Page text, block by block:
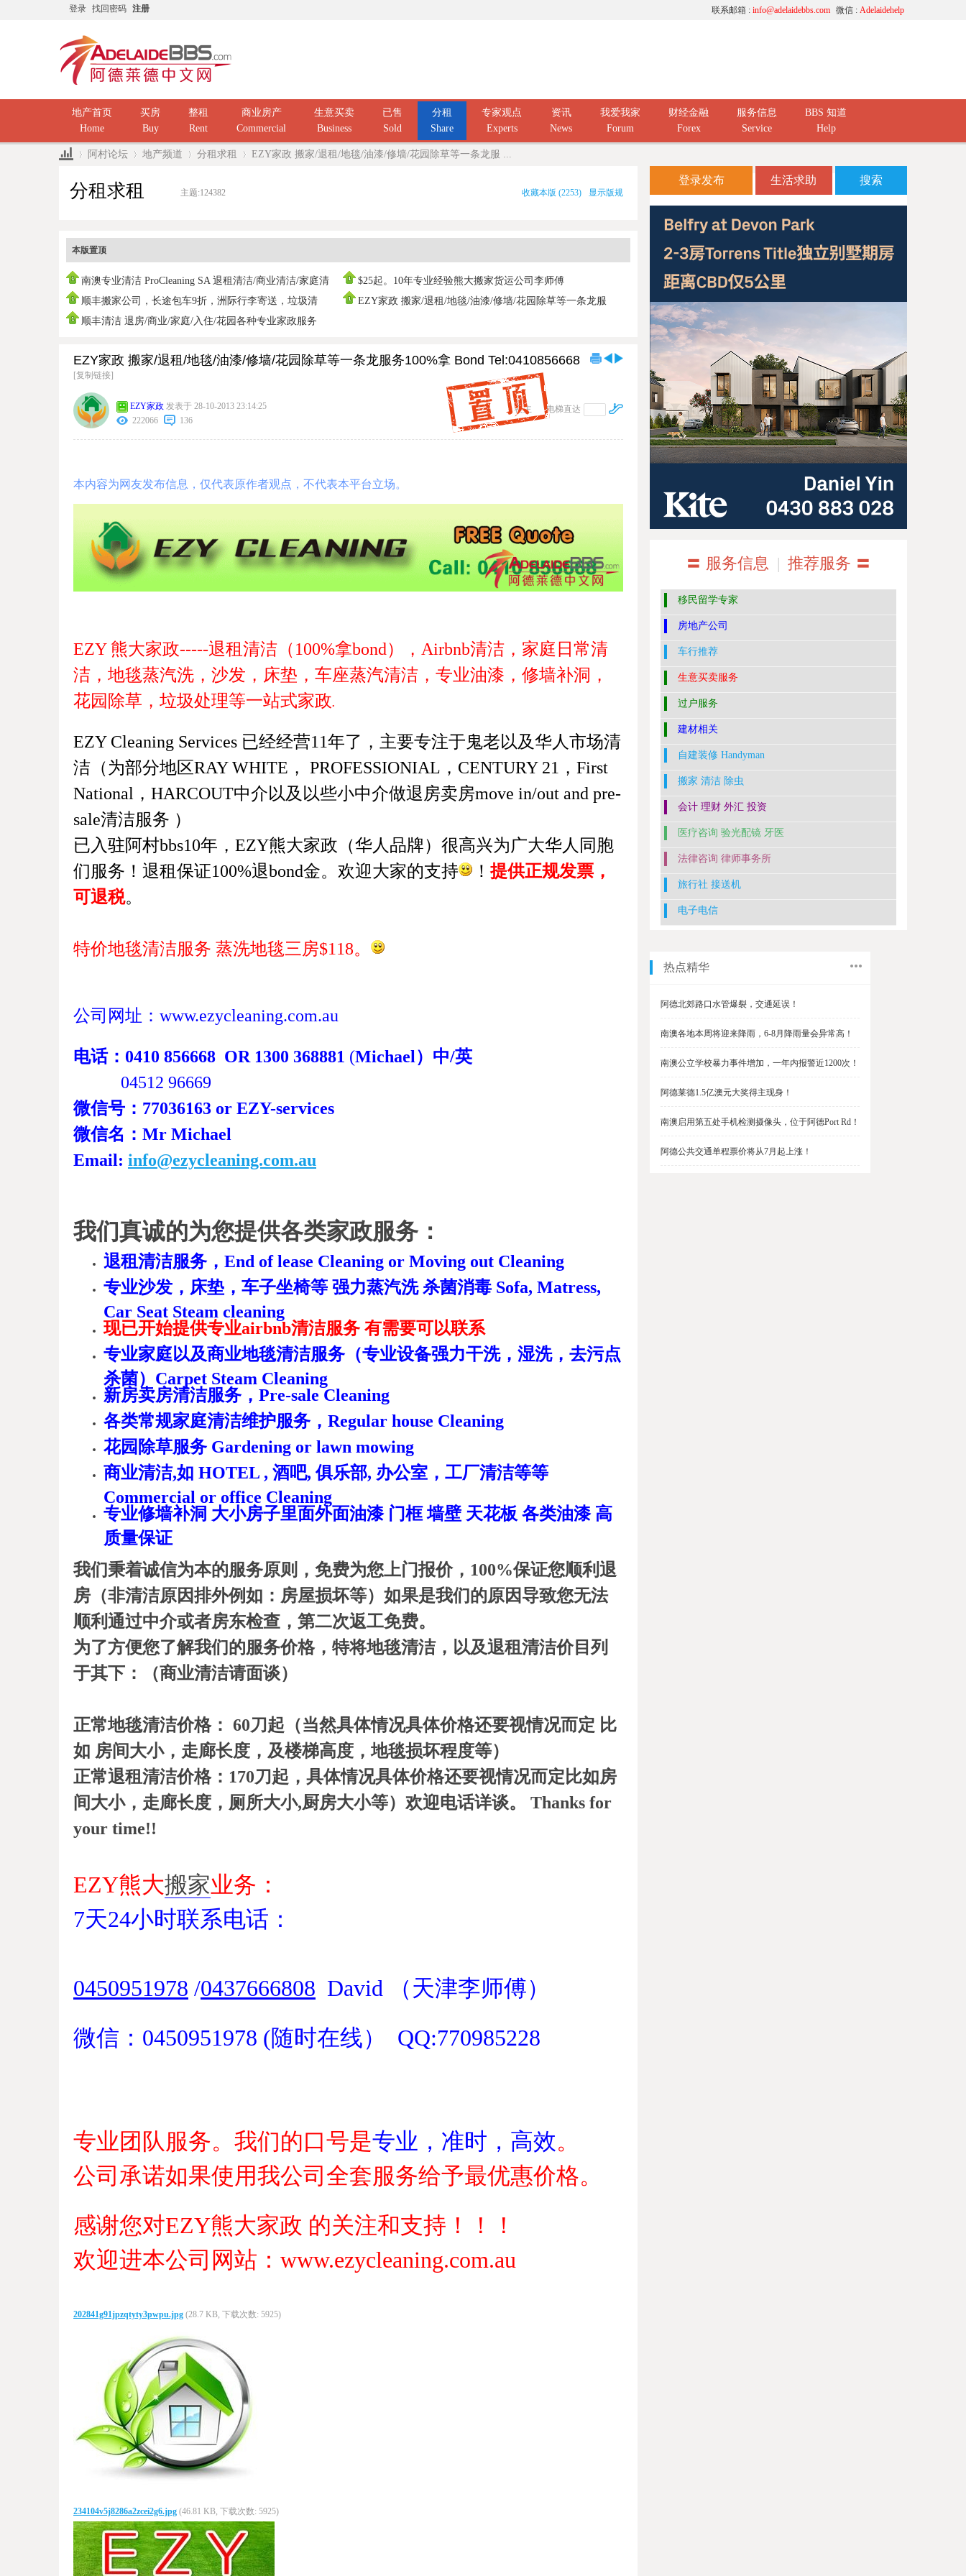
登录 找回密码 注册 微信 : Adelaidehelp
联系邮箱 : info@adelaidebbs.com
地产首页
Home
买房
Buy
整租
Rent
商业房产
Commercial
生意买卖
Business
已售
Sold
分租
Share
专家观点
Experts
资讯
News
我爱我家
Forum
财经金融
Forex
服务信息
Service
BBS 知道
Help
阿村论坛 地产频道 分租求租 EZY家政 搬家/退租/地毯/油漆/修墙/花园除草等一条龙服 ...
分租求租 主题:124382 显示版规
收藏本版 (2253)
本版置顶
南澳专业清洁 ProCleaning SA 退租清洁/商业清洁/家庭清
洁/ 民
$25起。10年专业经验熊大搬家货运公司李师傅
0437666808，寄存打
顺丰搬家公司，长途包车9折，洲际行李寄送，垃圾清
运，中国海运
EZY家政 搬家/退租/地毯/油漆/修墙/花园除草等一条龙服
顺丰清洁 退房/商业/家庭/入住/花园各种专业家政服务
EZY家政 搬家/退租/地毯/油漆/修墙/花园除草等一条龙服务100%拿 Bond Tel:0410856668
[复制链接]
电梯直达
楼主
EZY家政 发表于 28-10-2013 23:14:25
222066
136
本内容为网友发布信息，仅代表原作者观点，不代表本平台立场。
EZY 熊大家政-----退租清洁（100%拿bond）， Airbnb清洁，家庭日常清
洁， 地毯蒸汽洗，沙发，床垫，车座蒸汽清洁，专业油漆，修墙补洞，
花园除草，垃圾处理等一站式家政.
EZY Cleaning Services 已经经营11年了，主要专注于鬼老以及华人市场清
洁（为部分地区RAY WHITE， PROFESSIONIAL，CENTURY 21，First
National，HARCOUT中介以及以些小中介做退房卖房move in/out and pre-
sale清洁服务 ）
已入驻阿村bbs10年，EZY熊大家政（华人品牌）很高兴为广大华人同胞
们服务！退租保证100%退bond金。欢迎大家的支持
！ 提供正规发票，
可退税。
特价地毯清洁服务 蒸洗地毯三房$118。
公司网址：www.ezycleaning.com.au
电话：0410 856668 OR 1300 368881 (Michael）中/英
04512 96669
微信号：77036163 or EZY-services
微信名：Mr Michael
Email: info@ezycleaning.com.au
我们真诚的为您提供各类家政服务：
退租清洁服务，End of lease Cleaning or Moving out Cleaning
专业沙发，床垫，车子坐椅等 强力蒸汽洗 杀菌消毒 Sofa, Matress,
Car Seat Steam cleaning
现已开始提供专业airbnb清洁服务 有需要可以联系
专业家庭以及商业地毯清洁服务（专业设备强力干洗，湿洗，去污点
杀菌）Carpet Steam Cleaning
新房卖房清洁服务，Pre-sale Cleaning
各类常规家庭清洁维护服务，Regular house Cleaning
花园除草服务 Gardening or lawn mowing
商业清洁,如 HOTEL , 酒吧, 俱乐部, 办公室，工厂清洁等等
Commercial or office Cleaning
专业修墙补洞 大小房子里面外面油漆 门框 墙壁 天花板 各类油漆 高
质量保证
我们秉着诚信为本的服务原则，免费为您上门报价，100%保证您顺利退
房（非清洁原因排外例如：房屋损坏等）如果是我们的原因导致您无法
顺利通过中介或者房东检查，第二次返工免费。
为了方便您了解我们的服务价格，特将地毯清洁，以及退租清洁价目列
于其下：（商业清洁请面谈）
正常地毯清洁价格： 60刀起（当然具体情况具体价格还要视情况而定 比
如 房间大小，走廊长度，及楼梯高度，地毯损坏程度等）
正常退租清洁价格：170刀起，具体情况具体价格还要视情况而定比如房
间大小，走廊长度，厕所大小,厨房大小等）欢迎电话详谈。 Thanks for
your time!!
EZY熊大搬家业务：
7天24小时联系电话：
0450951978 /0437666808 David （天津李师傅）
微信：0450951978 (随时在线） QQ:770985228
专业团队服务。我们的口号是专业，准时，高效。
公司承诺如果使用我公司全套服务给予最优惠价格。
感谢您对EZY熊大家政 的关注和支持！！！
欢迎进本公司网站：www.ezycleaning.com.au
202841g91jpzqtyty3pwpu.jpg (28.7 KB, 下载次数: 5925)
234104v5j8286a2zcei2g6.jpg (46.81 KB, 下载次数: 5925)
登录发布 生活求助 搜索
〓 服务信息 | 推荐服务 〓
移民留学专家
房地产公司
车行推荐
生意买卖服务
过户服务
建材相关
自建装修 Handyman
搬家 清洁 除虫
会计 理财 外汇 投资
医疗咨询 验光配镜 牙医
法律咨询 律师事务所
旅行社 接送机
电子电信
热点精华
阿德北郊路口水管爆裂，交通延误！
南澳各地本周将迎来降雨，6-8月降雨量会异常高！
南澳公立学校暴力事件增加，一年内报警近1200次！
阿德莱德1.5亿澳元大奖得主现身！
南澳启用第五处手机检测摄像头，位于阿德Port Rd！
阿德公共交通单程票价将从7月起上涨！